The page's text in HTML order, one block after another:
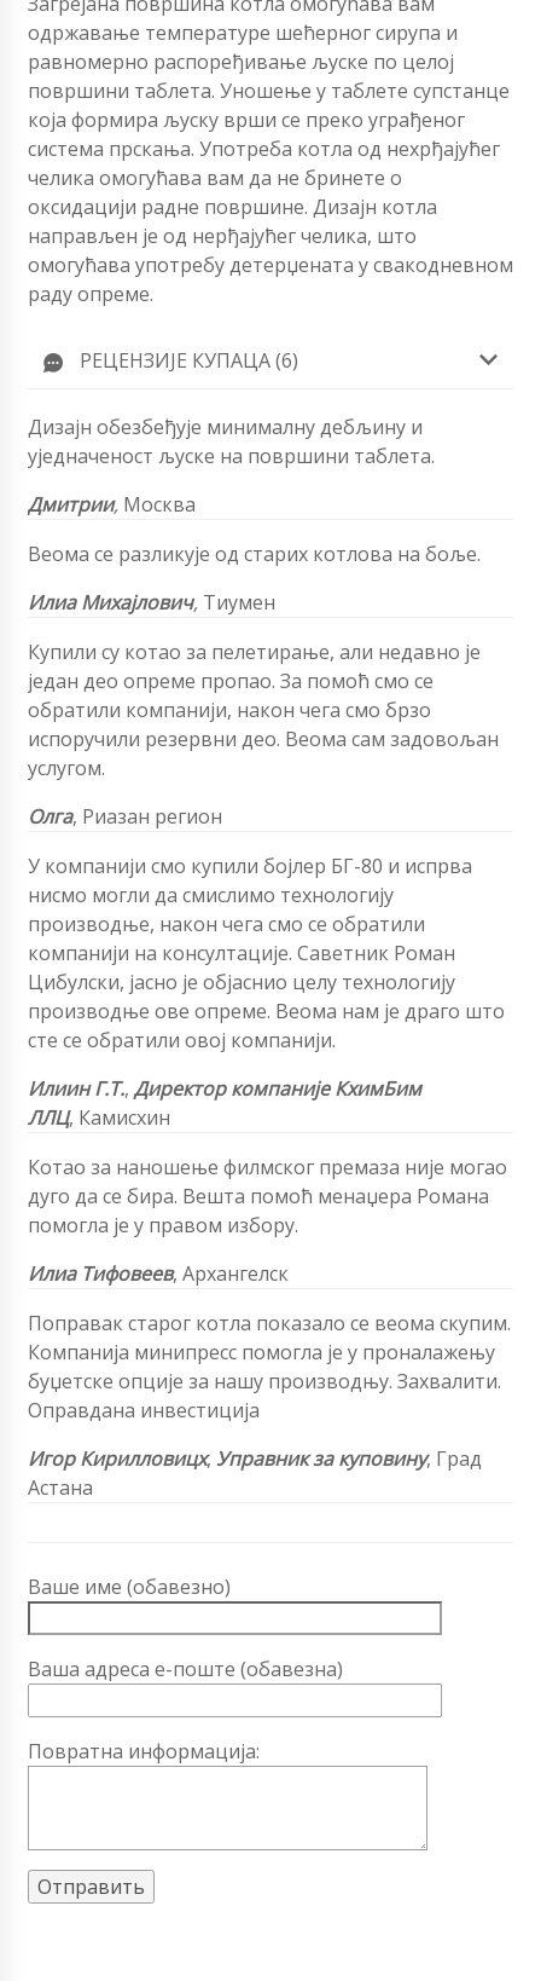
одржавање температуре шећерног сирупа и
равномерно распоређивање љуске по целој
површини таблета. Уношење у таблете супстанце
која формира љуску врши се преко уграђеног
система прскања. Употреба котла од нехрђајућег
челика омогућава вам да не бринете о
оксидацији радне површине. Дизајн котла
направљен је од нерђајућег челика, што
омогућава употребу детерџената у свакодневном
раду опреме.
РЕЦЕНЗИЈЕ КУПАЦА (6)
Дизајн обезбеђује минималну дебљину и
уједначеност љуске на површини таблета.
Дмитрии, Москва
Веома се разликује од старих котлова на боље.
Илиа Михајлович, Тиумен
Купили су котао за пелетирање, али недавно је
један део опреме пропао. За помоћ смо се
обратили компанији, након чега смо брзо
испоручили резервни део. Веома сам задовољан
услугом.
Олга, Риазан регион
У компанији смо купили бојлер БГ-80 и испрва
нисмо могли да смислимо технологију
производње, након чега смо се обратили
компанији на консултације. Саветник Роман
Цибулски, јасно је објаснио целу технологију
производње ове опреме. Веома нам је драго што
сте се обратили овој компанији.
Илиин Г.Т., Директор компаније КхимБим
ЛЛЦ, Камисхин
Котао за наношење филмског премаза није могао
дуго да се бира. Вешта помоћ менаџера Романа
помогла је у правом избору.
Илиа Тифовеев, Архангелск
Поправак старог котла показало се веома скупим.
Компанија минипресс помогла је у проналажењу
буџетске опције за нашу производњу. Захвалити.
Оправдана инвестиција
Игор Кирилловицх, Управник за куповину, Град
Астана
Ваше име (обавезно)
Ваша адреса е-поште (обавезна)
Повратна информација: